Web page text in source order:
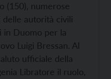
(150), numerose
autorità civili
in Duomo per la
Luigi Bressan. Al
ufficiale della
Libratore il ruolo,